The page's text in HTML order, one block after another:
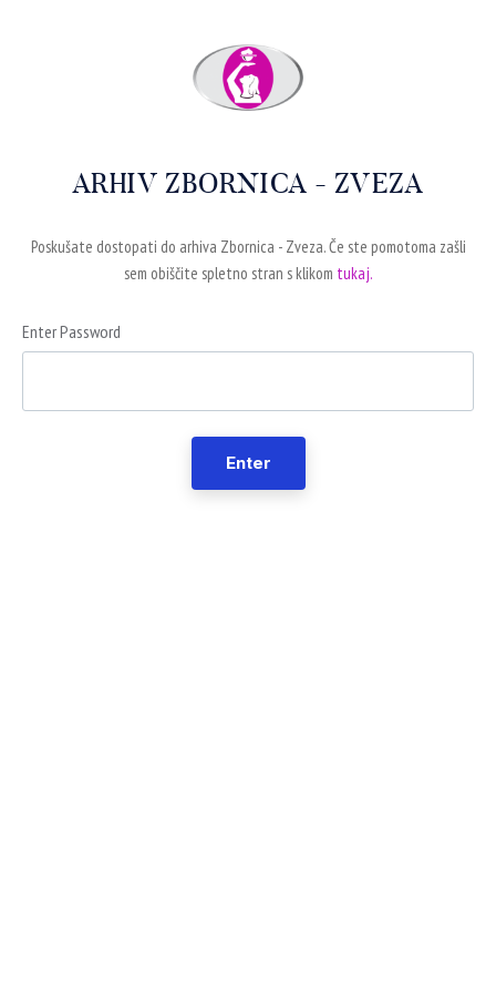
ARHIV ZBORNICA - ZVEZA
Poskušate dostopati do arhiva Zbornica - Zveza. Če ste pomotoma zašli
sem obiščite spletno stran s klikom tukaj.
Enter Password
Enter